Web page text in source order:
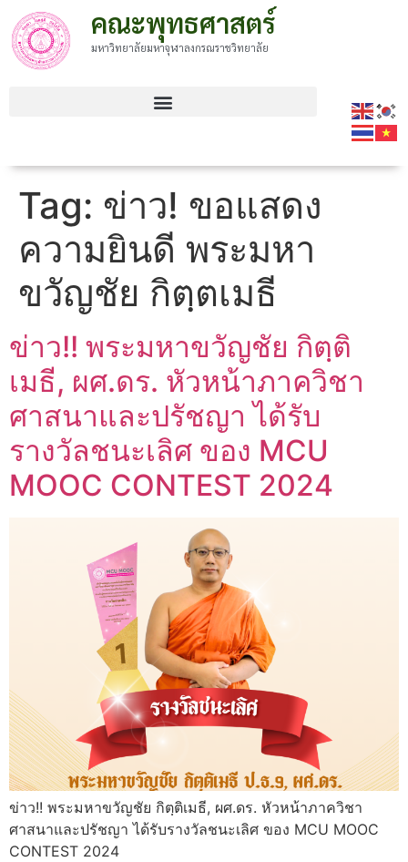
คณะพุทธศาสตร์
มหาวิทยาลัยมหาจุฬาลงกรณราชวิทยาลัย
Tag: ข่าว! ขอแสดง
ความยินดี พระมหา
ขวัญชัย กิตฺตเมธี
ข่าว!! พระมหาขวัญชัย กิตฺติ
เมธี, ผศ.ดร. หัวหน้าภาควิชา
ศาสนาและปรัชญา ได้รับ
รางวัลชนะเลิศ ของ MCU
MOOC CONTEST 2024
ข่าว!! พระมหาขวัญชัย กิตฺติเมธี, ผศ.ดร. หัวหน้าภาควิชา
ศาสนาและปรัชญา ได้รับรางวัลชนะเลิศ ของ MCU MOOC
CONTEST 2024